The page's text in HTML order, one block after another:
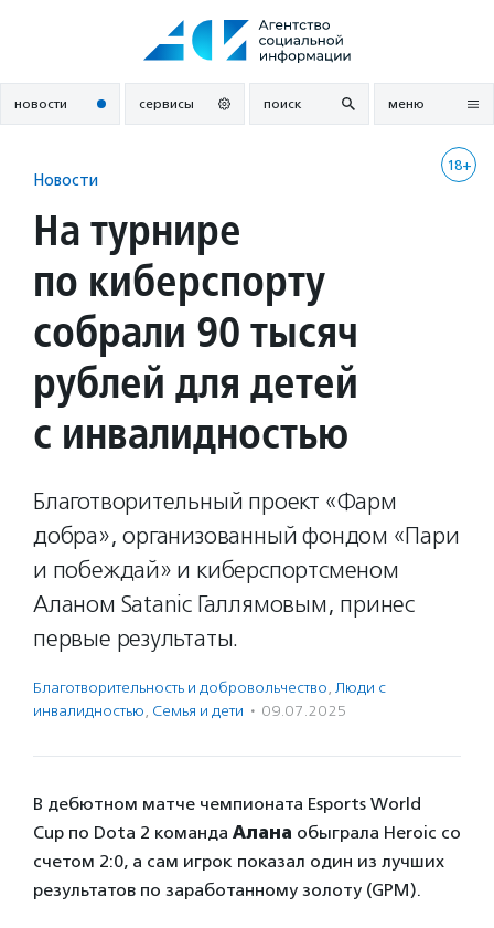
новости сервисы поиск меню
18+
Новости
На турнире
по киберспорту
собрали 90 тысяч
рублей для детей
с инвалидностью
Благотворительный проект «Фарм
добра», организованный фондом «Пари
и побеждай» и киберспортсменом
Аланом Satanic Галлямовым, принес
первые результаты.
Благотвори­тель­ность и доброволь­чест­во, Люди с
инвалидностью, Семья и дети · 09.07.2025
В дебютном матче чемпионата Esports World
Cup по Dota 2 команда Алана обыграла Heroic со
счетом 2:0, а сам игрок показал один из лучших
результатов по заработанному золоту (GPM).